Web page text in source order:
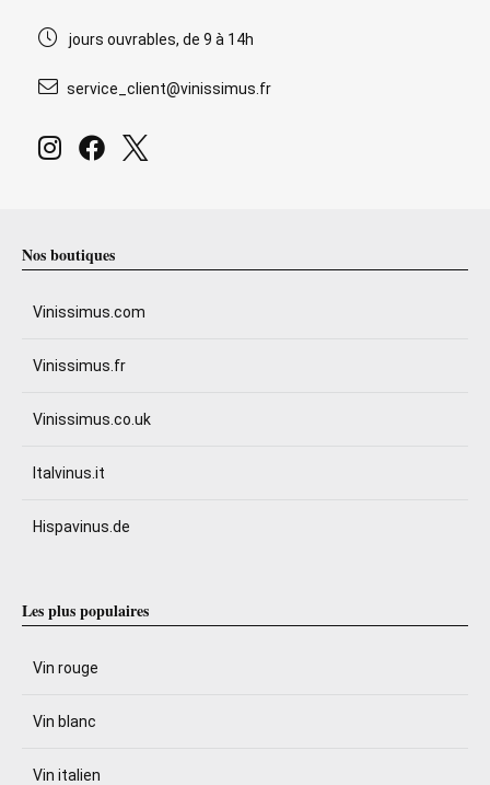
jours ouvrables, de 9 à 14h
service_client@vinissimus.fr
Nos boutiques
Vinissimus.com
Vinissimus.fr
Vinissimus.co.uk
Italvinus.it
Hispavinus.de
Les plus populaires
Vin rouge
Vin blanc
Vin italien